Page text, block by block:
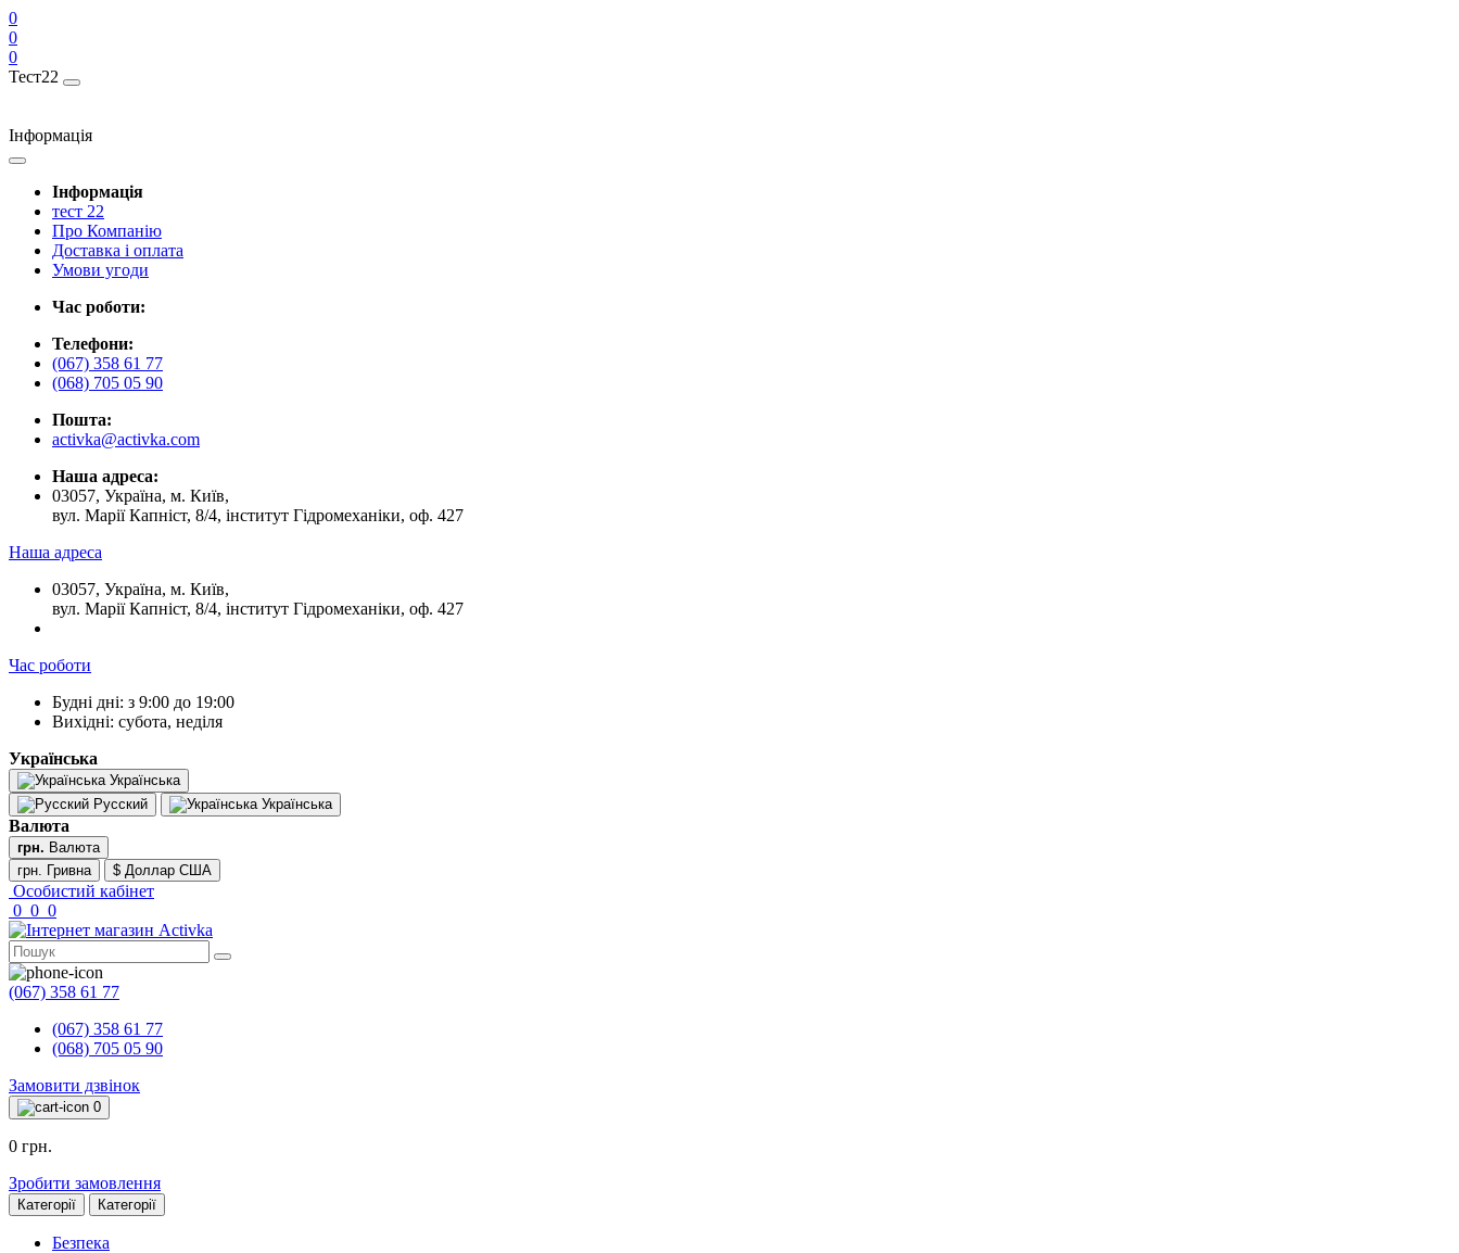
0
0
0
Тест22
Інформація
Інформація
тест 22
Про Компанію
Доставка і оплата
Умови угоди
Час роботи:
Телефони:
(067) 358 61 77
(068) 705 05 90
Пошта:
activka@activka.com
Наша адреса:
03057, Україна, м. Київ,
вул. Марії Капніст, 8/4, інститут Гідромеханіки, оф. 427
Наша адреса
03057, Україна, м. Київ,
вул. Марії Капніст, 8/4, інститут Гідромеханіки, оф. 427
Час роботи
Будні дні: з 9:00 до 19:00
Вихідні: субота, неділя
Українська
Українська
Русский
Українська
Валюта
грн. Валюта
грн. Гривна
$ Доллар США
Особистий кабінет
0 0 0
(067) 358 61 77
(067) 358 61 77
(068) 705 05 90
Замовити дзвінок
0
0 грн.
Зробити замовлення
Категорії Категорії
Безпека